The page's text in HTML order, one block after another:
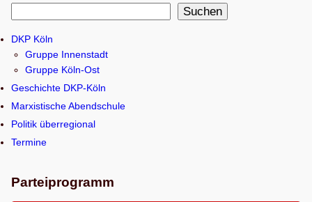
c
h
e
n
Suchen
DKP Köln
Gruppe Innenstadt
Gruppe Köln-Ost
Geschichte DKP-Köln
Marxistische Abendschule
Politik überregional
Termine
Parteiprogramm